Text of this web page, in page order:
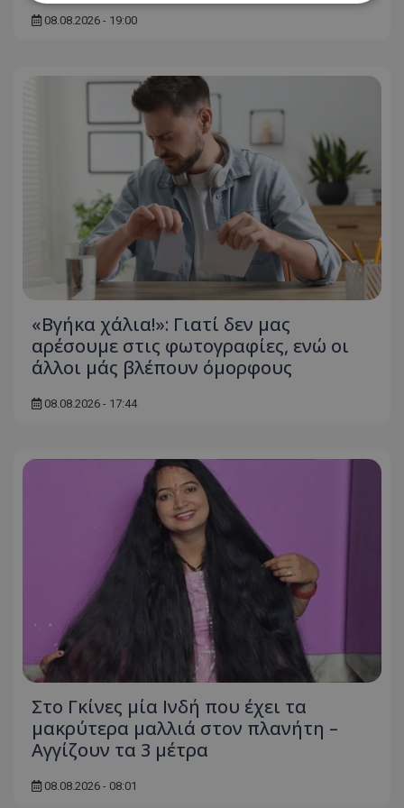
08.08.2026 - 19:00
«Βγήκα χάλια!»: Γιατί δεν μας
αρέσουμε στις φωτογραφίες, ενώ οι
άλλοι μάς βλέπουν όμορφους
08.08.2026 - 17:44
Στο Γκίνες μία Ινδή που έχει τα
μακρύτερα μαλλιά στον πλανήτη –
Αγγίζουν τα 3 μέτρα
08.08.2026 - 08:01
Μη ταξινομημένα
Τα απολύτως απαραίτητα cookies επιτρέπουν
βασικές λειτουργίες του ιστότοπου, όπως τη
σύνδεση χρήστη και τη διαχείριση λογαριασμού.
Ο ιστότοπος δεν μπορεί να χρησιμοποιηθεί σωστά
χωρίς τα απολύτως απαραίτητα cookies.
Ονοματεπώνυμο
Προμηθευτής/Πεδίο
usprivacy
.lifenewscy.tothemaonline.com
VISITOR_PRIVACY_METADATA
YouTube